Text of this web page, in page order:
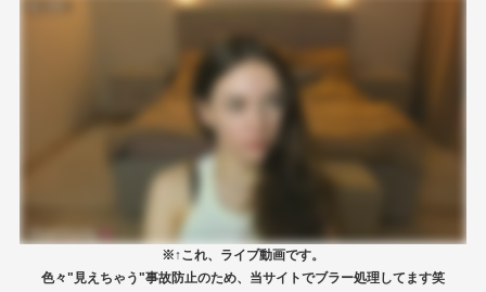
※↑これ、ライブ動画です。
色々"見えちゃう"事故防止のため、当サイトでブラー処理してます笑